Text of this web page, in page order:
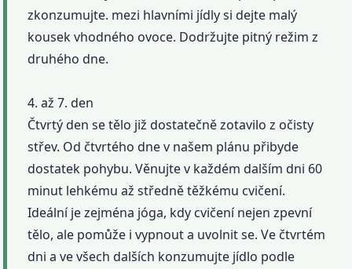
zkonzumujte. mezi hlavními jídly si dejte malý
kousek vhodného ovoce. Dodržujte pitný režim z
druhého dne.
4. až 7. den
Čtvrtý den se tělo již dostatečně zotavilo z očisty
střev. Od čtvrtého dne v našem plánu přibyde
dostatek pohybu. Věnujte v každém dalším dni 60
minut lehkému až středně těžkému cvičení.
Ideální je zejména jóga, kdy cvičení nejen zpevní
tělo, ale pomůže i vypnout a uvolnit se. Ve čtvrtém
dni a ve všech dalších konzumujte jídlo podle